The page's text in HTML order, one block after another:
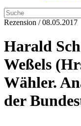
Rezension / 08.05.2017
Harald
Weßels
Wähler.
der